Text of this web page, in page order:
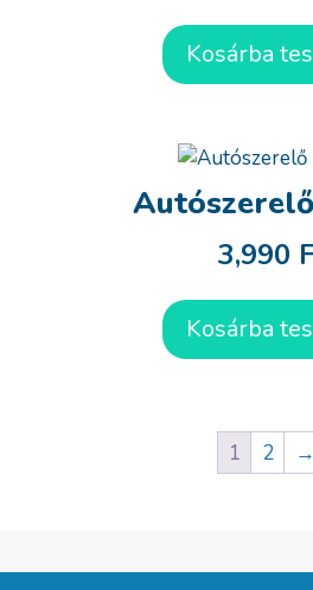
Kosárba
3,990
Kosárba
1 2 →